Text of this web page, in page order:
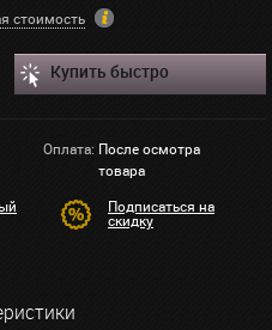
стоимость
Купить быстро
Оплата: После осмотра
товара
Подписаться на
скидку